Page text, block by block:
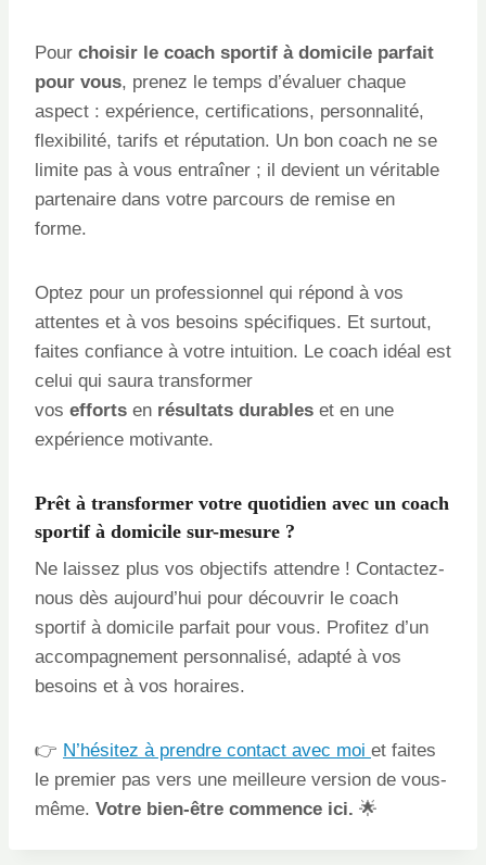
Pour choisir le coach sportif à domicile parfait
pour vous, prenez le temps d’évaluer chaque
aspect : expérience, certifications, personnalité,
flexibilité, tarifs et réputation. Un bon coach ne se
limite pas à vous entraîner ; il devient un véritable
partenaire dans votre parcours de remise en
forme.
Optez pour un professionnel qui répond à vos
attentes et à vos besoins spécifiques. Et surtout,
faites confiance à votre intuition. Le coach idéal est
celui qui saura transformer
vos efforts en résultats durables et en une
expérience motivante.
Prêt à transformer votre quotidien avec un coach
sportif à domicile sur-mesure ?
Ne laissez plus vos objectifs attendre ! Contactez-
nous dès aujourd’hui pour découvrir le coach
sportif à domicile parfait pour vous. Profitez d’un
accompagnement personnalisé, adapté à vos
besoins et à vos horaires.
👉 N’hésitez à prendre contact avec moi et faites
le premier pas vers une meilleure version de vous-
même. Votre bien-être commence ici. 🌟